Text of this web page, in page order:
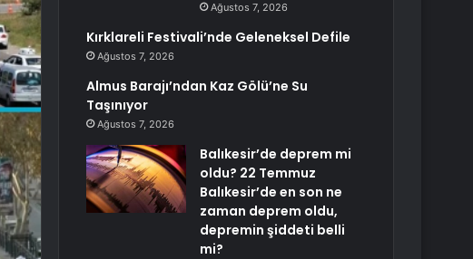
Ağustos 7, 2026
Kırklareli Festivali’nde Geleneksel Defile
Ağustos 7, 2026
Almus Barajı’ndan Kaz Gölü’ne Su
Taşınıyor
Ağustos 7, 2026
Balıkesir’de deprem mi
oldu? 22 Temmuz
Balıkesir’de en son ne
zaman deprem oldu,
depremin şiddeti belli
mi?